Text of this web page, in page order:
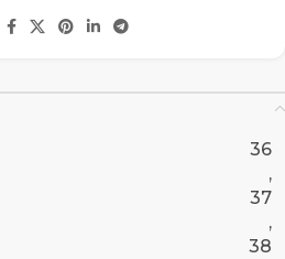
36
,
37
,
38